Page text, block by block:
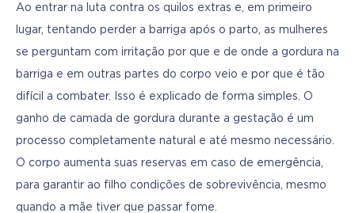
Ao entrar na luta contra os quilos extras e, em primeiro
lugar, tentando perder a barriga após o parto, as mulheres
se perguntam com irritação por que e de onde a gordura na
barriga e em outras partes do corpo veio e por que é tão
difícil a combater. Isso é explicado de forma simples. O
ganho de camada de gordura durante a gestação é um
processo completamente natural e até mesmo necessário.
O corpo aumenta suas reservas em caso de emergência,
para garantir ao filho condições de sobrevivência, mesmo
quando a mãe tiver que passar fome.